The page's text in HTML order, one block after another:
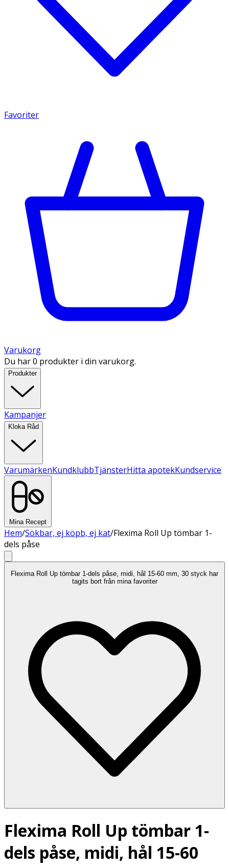
Favoriter
Varukorg
Du har 0 produkter i din varukorg.
Produkter
Kampanjer
Kloka Råd
VarumärkenKundklubbTjänsterHitta apotekKundservice
Mina Recept
Hem/Sökbar, ej köpb, ej kat/Flexima Roll Up tömbar 1-
dels påse
Flexima Roll Up tömbar 1-dels påse, midi, hål 15-60 mm, 30 styck har
tagits bort från mina favoriter
Flexima Roll Up tömbar 1-
dels påse, midi, hål 15-60